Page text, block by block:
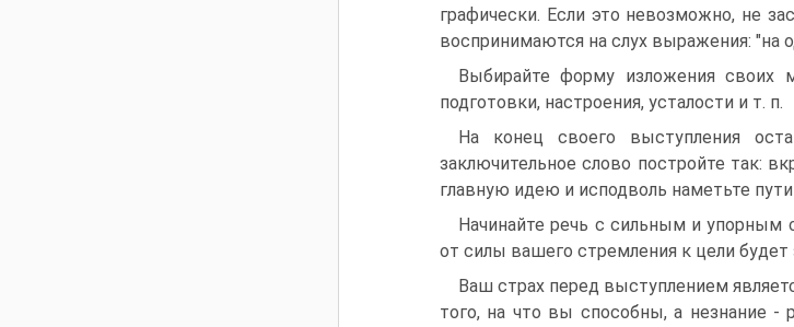
графически. Если это невозможно, не
воспринимаются на слух выражения: "на
Выбирайте форму изложения своих
подготовки, настроения, усталости и т. п.
На конец своего выступления
заключительное слово постройте так:
главную идею и исподволь наметьте
Начинайте речь с сильным и упорным
от силы вашего стремления к цели
Ваш страх перед выступлением
того, на что вы способны, а незнание -